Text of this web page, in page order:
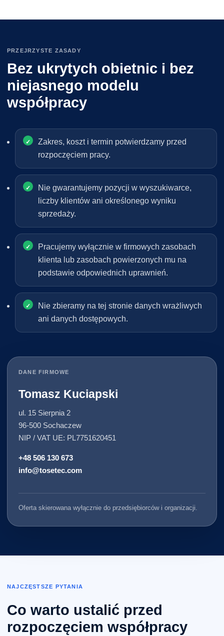
PRZEJRZYSTE ZASADY
Bez ukrytych obietnic i bez
niejasnego modelu
współpracy
Zakres, koszt i termin potwierdzamy przed
rozpoczęciem pracy.
Nie gwarantujemy pozycji w wyszukiwarce,
liczby klientów ani określonego wyniku
sprzedaży.
Pracujemy wyłącznie w firmowych zasobach
klienta lub zasobach powierzonych mu na
podstawie odpowiednich uprawnień.
Nie zbieramy na tej stronie danych wrażliwych
ani danych dostępowych.
DANE FIRMOWE
Tomasz Kuciapski
ul. 15 Sierpnia 2
96-500 Sochaczew
NIP / VAT UE: PL7751620451
+48 506 130 673
info@tosetec.com
Oferta skierowana wyłącznie do przedsiębiorców i organizacji.
NAJCZĘSTSZE PYTANIA
Co warto ustalić przed
rozpoczęciem współpracy